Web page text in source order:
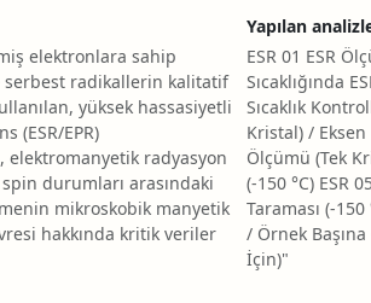
elektronlara sahip
radikallerin kalitatif
yüksek hassasiyetli
(ESR/EPR)
elektromanyetik radyasyon
durumları arasındaki
mikroskobik manyetik
hakkında kritik veriler
Yapılan
ESR 01 ESR
Sıcaklığında
Sıcaklık
Kristal) / Eksen
Ölçümü (Tek
(-150 °C) ESR
Taraması (-150
/ Örnek Başına
İçin)"